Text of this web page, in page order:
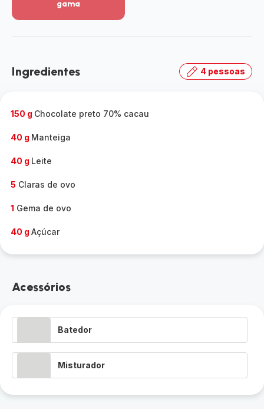
gama
detalhes
toda
Ingredientes 4 pessoas
150 g Chocolate preto 70% cacau
40 g Manteiga
40 g Leite
5 Claras de ovo
1 Gema de ovo
40 g Açúcar
Acessórios
Batedor
Misturador